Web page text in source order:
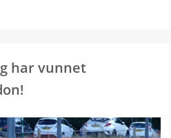
har vunnet